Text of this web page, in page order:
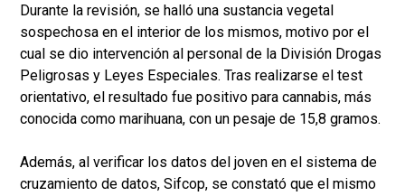
Durante la revisión, se halló una sustancia vegetal
sospechosa en el interior de los mismos, motivo por el
cual se dio intervención al personal de la División Drogas
Peligrosas y Leyes Especiales. Tras realizarse el test
orientativo, el resultado fue positivo para cannabis, más
conocida como marihuana, con un pesaje de 15,8 gramos.
Además, al verificar los datos del joven en el sistema de
cruzamiento de datos, Sifcop, se constató que el mismo